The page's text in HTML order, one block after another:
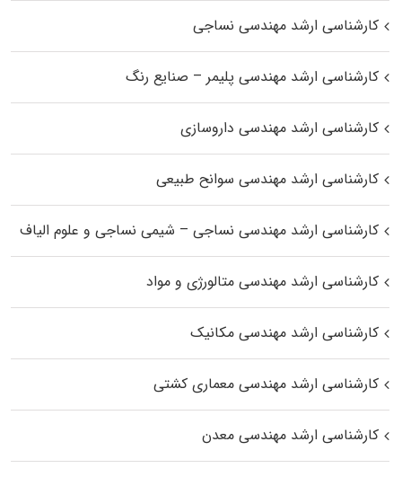
کارشناسی ارشد مهندسی نساجی
کارشناسی ارشد مهندسی پلیمر – صنایع رنگ
کارشناسی ارشد مهندسی داروسازی
کارشناسی ارشد مهندسی سوانح طبیعی
کارشناسی ارشد مهندسی نساجی – شیمی نساجی و علوم الیاف
کارشناسی ارشد مهندسی متالورژی و مواد
کارشناسی ارشد مهندسی مکانیک
کارشناسی ارشد مهندسی معماری کشتی
کارشناسی ارشد مهندسی معدن